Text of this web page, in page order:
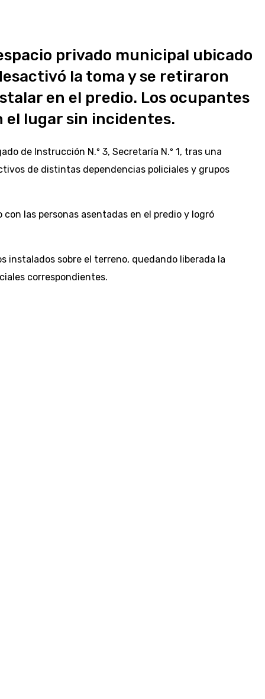
privado municipal ubicado
la toma y se retiraron
en el predio. Los ocupantes
el lugar sin incidentes.
de Instrucción N.º 3, Secretaría N.º 1, tras una
de distintas dependencias policiales y grupos
las personas asentadas en el predio y logró
instalados sobre el terreno, quedando liberada la
correspondientes.